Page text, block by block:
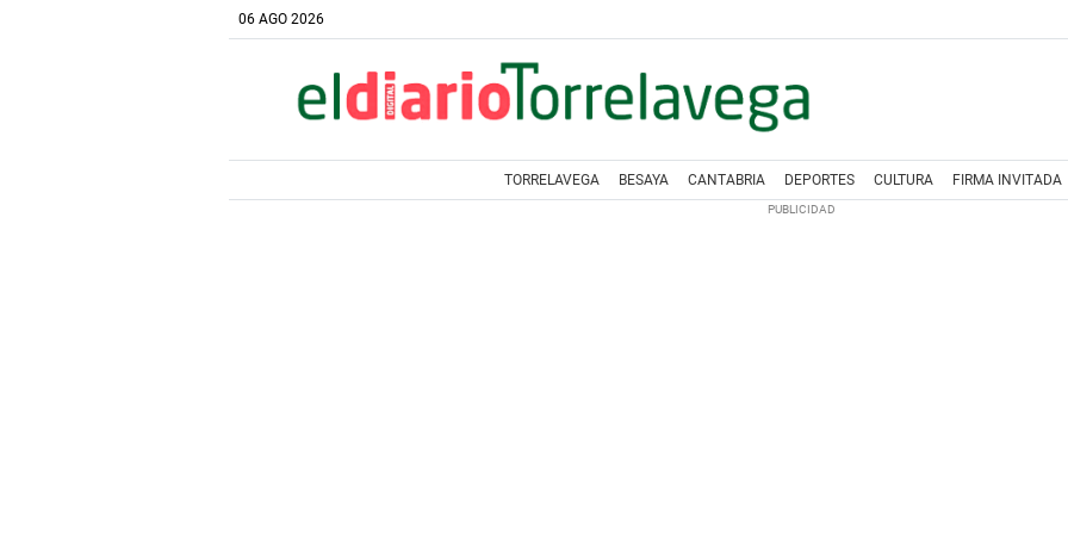
06 AGO 2026
TORRELAVEGA BESAYA CANTABRIA DEPORTES CULTURA FIRMA INVITADA